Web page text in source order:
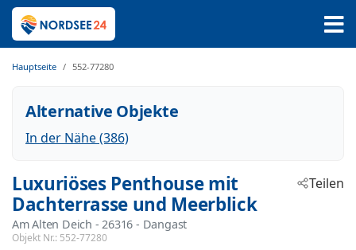
Hauptseite 552-77280
Alternative Objekte
In der Nähe (386)
Luxuriöses Penthouse mit
Dachterrasse und Meerblick
Am Alten Deich - 26316 - Dangast
Objekt Nr.: 552-77280
Teilen